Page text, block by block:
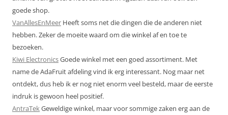
goede shop.
VanAllesEnMeer Heeft soms net die dingen die de anderen niet
hebben. Zeker de moeite waard om die winkel af en toe te
bezoeken.
Kiwi ElectronicsGoede winkel met een goed assortiment. Met
name de AdaFruit afdeling vind ik erg interessant. Nog maar net
ontdekt, dus heb ik er nog niet enorm veel besteld, maar de eerste
indruk is gewoon heel positief.
AntraTekGeweldige winkel, maar voor sommige zaken erg aan de